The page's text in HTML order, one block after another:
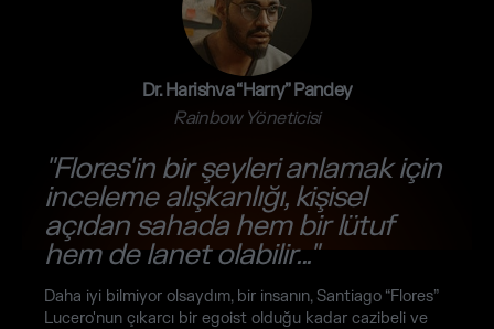
Dr. Harishva “Harry” Pandey
Rainbow Yöneticisi
"Flores'in bir şeyleri anlamak için
inceleme alışkanlığı, kişisel
açıdan sahada hem bir lütuf
hem de lanet olabilir..."
Daha iyi bilmiyor olsaydım, bir insanın, Santiago “Flores”
Lucero'nun çıkarcı bir egoist olduğu kadar cazibeli ve